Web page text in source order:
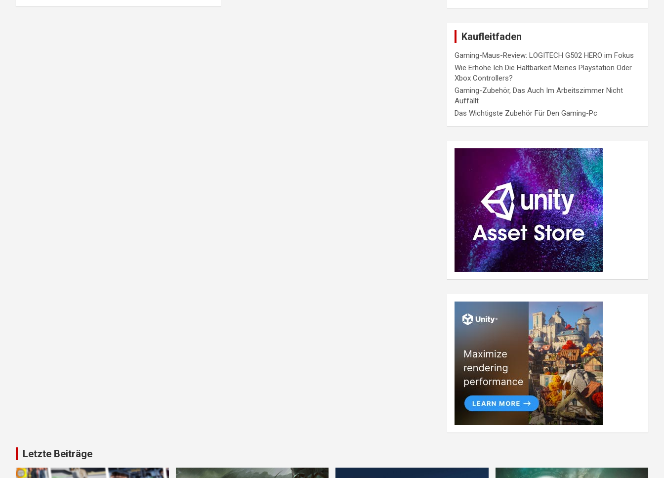
Kaufleitfaden
Gaming-Maus-Review: LOGITECH G502 HERO im Fokus
Wie Erhöhe Ich Die Haltbarkeit Meines Playstation Oder
Xbox Controllers?
Gaming-Zubehör, Das Auch Im Arbeitszimmer Nicht
Auffällt
Das Wichtigste Zubehör Für Den Gaming-Pc
Letzte Beiträge